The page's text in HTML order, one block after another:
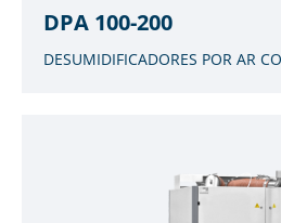
DPA 100-200
DESUMIDIFICADORES POR AR